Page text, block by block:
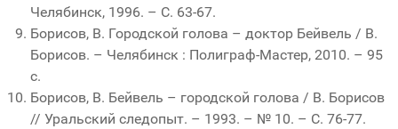
Челябинск, 1996. – С. 63-67.
Борисов, В. Городской голова – доктор Бейвель / В.
Борисов. – Челябинск : Полиграф-Мастер, 2010. – 95
с.
Борисов, В. Бейвель – городской голова / В. Борисов
// Уральский следопыт. – 1993. – № 10. – С. 76-77.